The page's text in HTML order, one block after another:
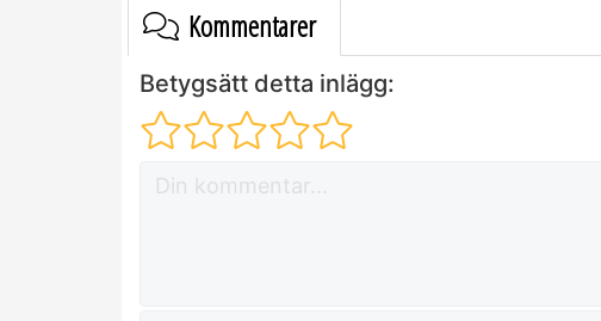
Kommentarer
Betygsätt detta inlägg: